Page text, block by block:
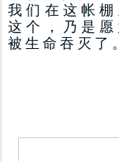
我 们 在 这 帐 棚
这 个 ， 乃 是 愿
被 生 命 吞 灭 了 。